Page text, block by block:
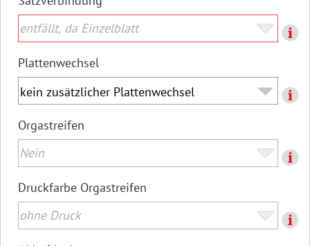
Plattenwechsel
Orgastreifen
Druckfarbe Orgastreifen